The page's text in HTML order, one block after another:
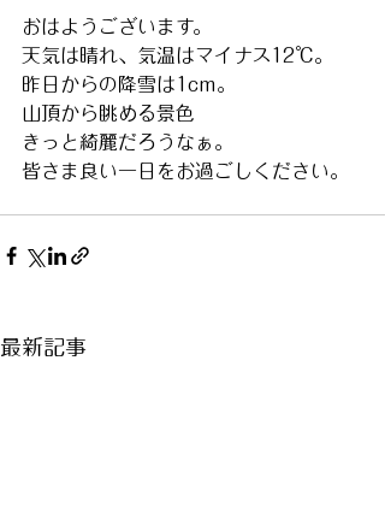
おはようございます。
天気は晴れ、気温はマイナス12℃。
昨日からの降雪は1cm。
山頂から眺める景色
きっと綺麗だろうなぁ。
皆さま良い一日をお過ごしください。
最新記事